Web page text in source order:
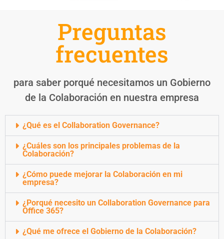
Preguntas
frecuentes
para saber porqué necesitamos un Gobierno
de la Colaboración en nuestra empresa
¿Qué es el Collaboration Governance?
¿Cuáles son los principales problemas de la
Colaboración?
¿Cómo puede mejorar la Colaboración en mi
empresa?
¿Porqué necesito un Collaboration Governance para
Office 365?
¿Qué me ofrece el Gobierno de la Colaboración?